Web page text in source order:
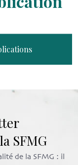
SFMG
de la SFMG : il